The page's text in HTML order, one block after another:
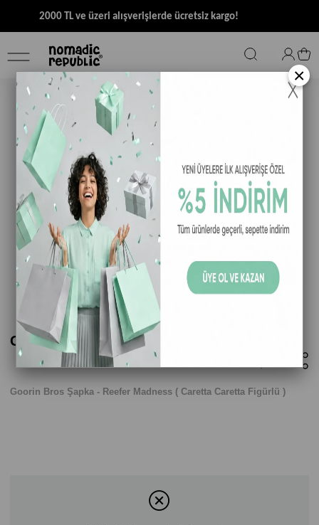
2000 TL ve üzeri alışverişlerde ücretsiz kargo!
Goorin Bros Şapka - Reefer Madness
Goorin Bros Şapka - Reefer Madness ( Caretta Caretta Figürlü )
×